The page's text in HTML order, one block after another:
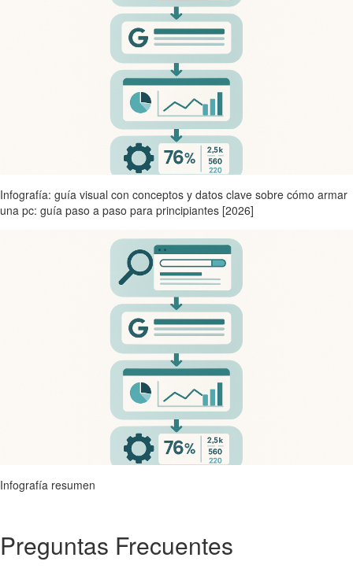
Infografía: guía visual con conceptos y datos clave sobre cómo armar
una pc: guía paso a paso para principiantes [2026]
Infografía resumen
Preguntas Frecuentes